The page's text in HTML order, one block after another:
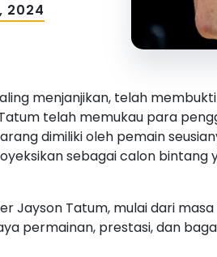
2024
menjanjikan, telah
telah memukau para
dimiliki oleh pemain
sebagai calon
Jayson Tatum, mulai dari
permainan, prestasi, dan